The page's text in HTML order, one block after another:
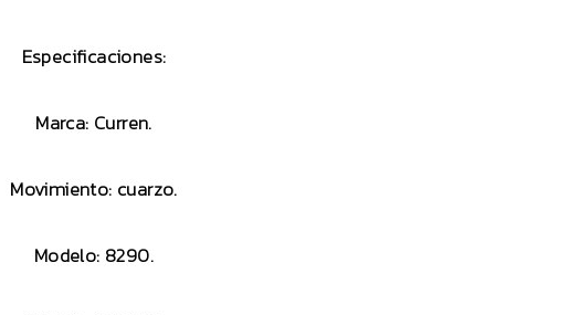
Especificaciones:
Marca: Curren.
Movimiento: cuarzo.
Modelo: 8290.